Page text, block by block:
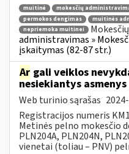
muitinė mokesčių
permokos dengimas
muitinės
nepriemoka muitinei
administravimas »
įskaitymas (82-87 str.)
Ar gali veiklos
nesiekiantys
Web turinio sąrašas
Registracijos numeris
Metinės pelno mokesčio
PLN204A, PLN204N,
vienetai (toliau – PNV)